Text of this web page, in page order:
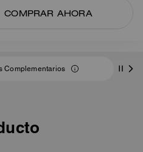
COMPRAR AHORA
Complementarios